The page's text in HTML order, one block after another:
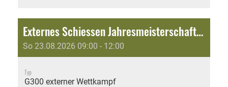
Externes Schiessen Jahresmeisterschaft: Fusionsschiessen 2026 - SV Thurtal
So 23.08.2026 09:00 - 12:00
Typ
G300 externer Wettkampf